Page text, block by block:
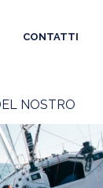
CONTATTI
NOSTRO